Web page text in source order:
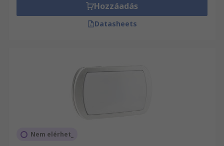
Hozzáadás
Datasheets
Nem elérhet_